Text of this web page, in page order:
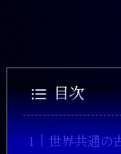
目次
世界共通の